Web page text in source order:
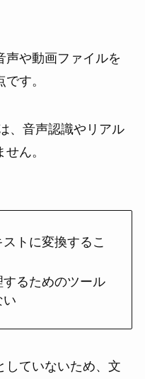
声や動画ファイルを
す。
、音声認識やリアル
ん。
トに変換するこ
るためのツール
い
していないため、文